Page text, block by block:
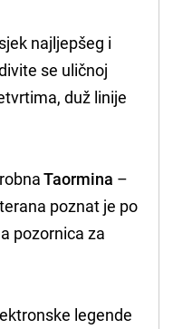
najljepšeg i
se uličnoj
duž linije
Taormina –
poznat je po
pozornica za
legende